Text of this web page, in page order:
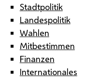
Stadtpolitik
Landespolitik
Wahlen
Mitbestimmen
Finanzen
Internationales